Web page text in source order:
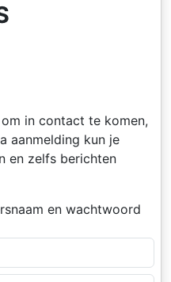
in contact te komen,
aanmelding kun je
en zelfs berichten
en wachtwoord